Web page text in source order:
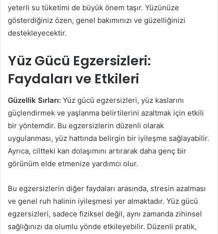
yeterli su tüketimi de büyük önem taşır. Yüzünüze
gösterdiğiniz özen, genel bakımınızı ve güzelliğinizi
destekleyecektir.
Yüz Gücü Egzersizleri:
Faydaları ve Etkileri
Güzellik Sırları: Yüz gücü egzersizleri, yüz kaslarını
güçlendirmek ve yaşlanma belirtilerini azaltmak için etkili
bir yöntemdir. Bu egzersizlerin düzenli olarak
uygulanması, yüz hattında belirgin bir iyileşme sağlayabilir.
Ayrıca, ciltteki kan dolaşımını artırarak daha genç bir
görünüm elde etmenize yardımcı olur.
Bu egzersizlerin diğer faydaları arasında, stresin azalması
ve genel ruh halinin iyileşmesi yer almaktadır. Yüz gücü
egzersizleri, sadece fiziksel değil, aynı zamanda zihinsel
sağlığınızı da olumlu yönde etkileyebilir. Düzenli pratik,